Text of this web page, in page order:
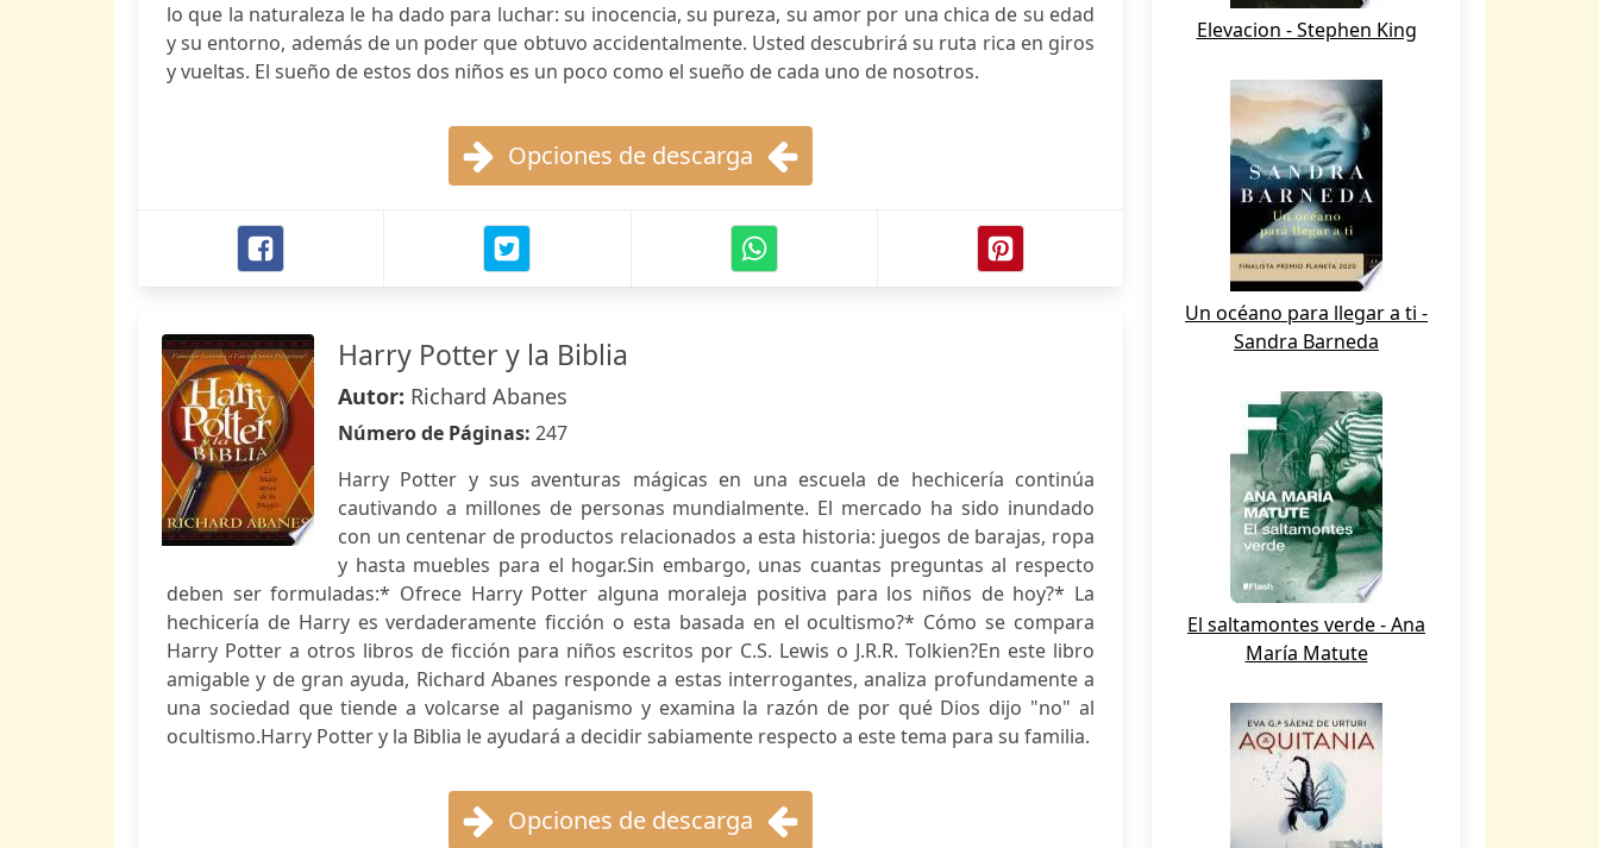
lo que la naturaleza le ha dado para luchar: su inocencia, su pureza, su amor por una chica de su edad
y su entorno, además de un poder que obtuvo accidentalmente. Usted descubrirá su ruta rica en giros
y vueltas. El sueño de estos dos niños es un poco como el sueño de cada uno de nosotros.
Opciones de descarga
Harry Potter y la Biblia
Autor: Richard Abanes
Número de Páginas: 247
Harry Potter y sus aventuras mágicas en una escuela de hechicería continúa
cautivando a millones de personas mundialmente. El mercado ha sido inundado
con un centenar de productos relacionados a esta historia: juegos de barajas, ropa
y hasta muebles para el hogar.Sin embargo, unas cuantas preguntas al respecto
deben ser formuladas:* Ofrece Harry Potter alguna moraleja positiva para los niños de hoy?* La
hechicería de Harry es verdaderamente ficción o esta basada en el ocultismo?* Cómo se compara
Harry Potter a otros libros de ficción para niños escritos por C.S. Lewis o J.R.R. Tolkien?En este libro
amigable y de gran ayuda, Richard Abanes responde a estas interrogantes, analiza profundamente a
una sociedad que tiende a volcarse al paganismo y examina la razón de por qué Dios dijo "no" al
ocultismo.Harry Potter y la Biblia le ayudará a decidir sabiamente respecto a este tema para su familia.
Opciones de descarga
Elevacion - Stephen King
Un océano para llegar a ti -
Sandra Barneda
El saltamontes verde - Ana
María Matute